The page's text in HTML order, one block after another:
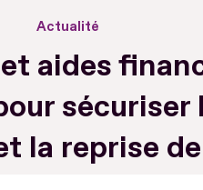
Actualité
aides
sécuriser
la reprise